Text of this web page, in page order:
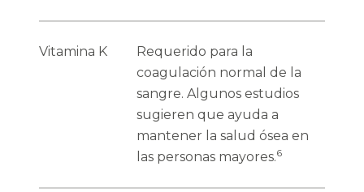
Vitamina K
Requerido para la
coagulación normal de la
sangre. Algunos estudios
sugieren que ayuda a
mantener la salud ósea en
las personas mayores.6